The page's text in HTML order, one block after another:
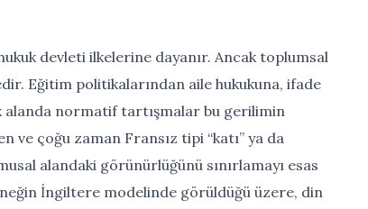
devleti ilkelerine dayanır. Ancak toplumsal
Eğitim politikalarından aile hukukuna, ifade
alanda normatif tartışmalar bu gerilimin
ve çoğu zaman Fransız tipi “katı” ya da
alandaki görünürlüğünü sınırlamayı esas
İngiltere modelinde görüldüğü üzere, din